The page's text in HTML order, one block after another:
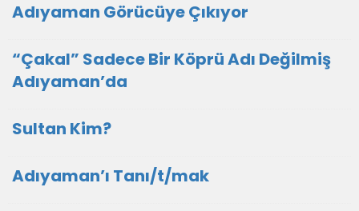
Adıyaman Görücüye Çıkıyor
“Çakal” Sadece Bir Köprü Adı Değilmiş
Adıyaman’da
Sultan Kim?
Adıyaman’ı Tanı/t/mak